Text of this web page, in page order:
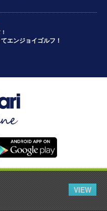
VIEW
エンジョイゴルフ！